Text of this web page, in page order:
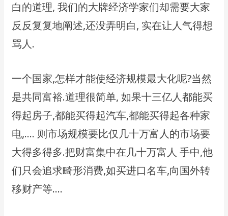
白的道理, 我们的大牌经济学家们却需要大家
反反复复地阐述,还没弄明白, 实在让人气得想
骂人.
一个国家,怎样才能使经济规模最大化呢?当然
是共同富裕.道理很简单, 如果十三亿人都能买
得起房子,都能买得起汽车,都能买得起各种家
电,…. 则市场规模要比仅几十万富人的市场要
大得多得多.把财富集中在几十万富人 手中,他
们只会追求畸形消费,如买进口名车,向国外转
移财产等….